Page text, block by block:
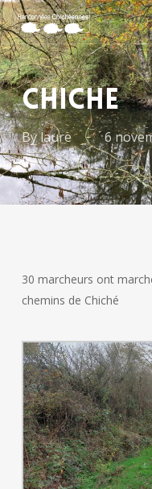
Skip
to
main
content
CHICHE
Bylaure 6
30 marcheurs ont
chemins de Chiché